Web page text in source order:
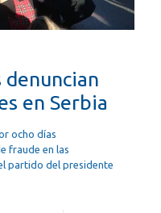
en Serbia
ocho días
fraude en las
partido del presidente